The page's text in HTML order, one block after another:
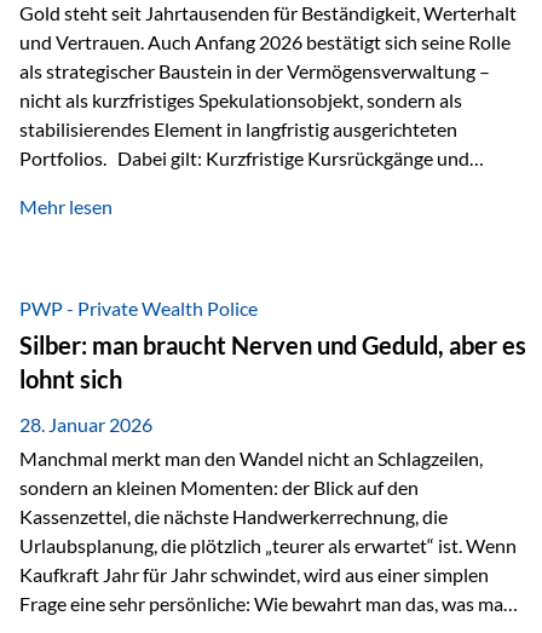
Gold steht seit Jahrtausenden für Beständigkeit, Werterhalt
und Vertrauen. Auch Anfang 2026 bestätigt sich seine Rolle
als strategischer Baustein in der Vermögensverwaltung –
nicht als kurzfristiges Spekulationsobjekt, sondern als
stabilisierendes Element in langfristig ausgerichteten
Portfolios. Dabei gilt: Kurzfristige Kursrückgänge und
starken Anstiegen. Diese verändern jedoch nicht die
von geopolitischen Spannungen, einer stark ausgeweiteten
Geldmenge sowie strukturellen Verschiebungen an den
Kapitalmärkten geprägt ist, bleibt Gold ein bewährter Anker.
Nicht, weil…
Mehr lesen
PWP - Private Wealth Police
Silber: man braucht Nerven und Geduld, aber es
lohnt sich
28. Januar 2026
Manchmal merkt man den Wandel nicht an Schlagzeilen,
sondern an kleinen Momenten: der Blick auf den
Kassenzettel, die nächste Handwerkerrechnung, die
Urlaubsplanung, die plötzlich „teurer als erwartet“ ist. Wenn
Kaufkraft Jahr für Jahr schwindet, wird aus einer simplen
Frage eine sehr persönliche: Wie bewahrt man das, was man